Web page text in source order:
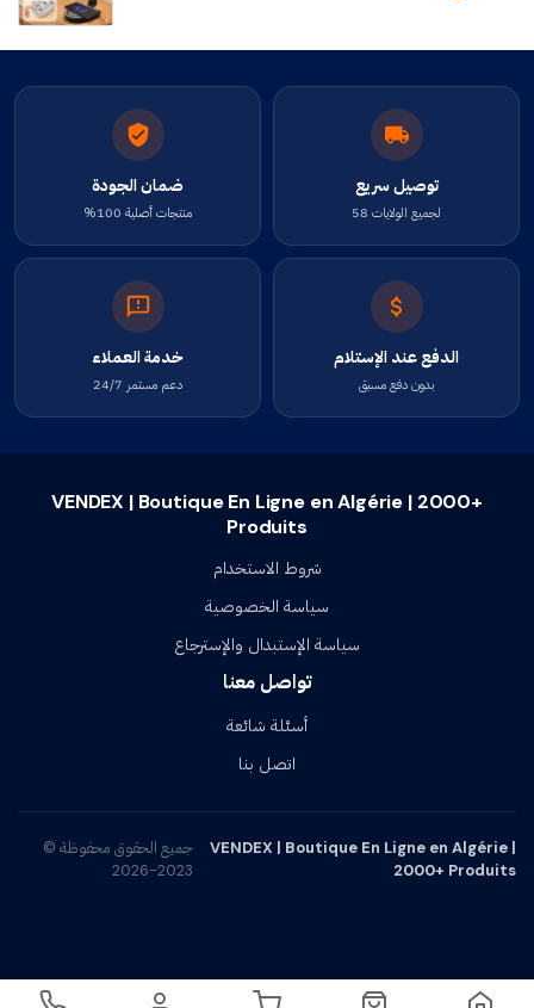
توصيل سريع
لجميع الولايات 58
ضمان الجودة
منتجات أصلية 100%
الدفع عند الإستلام
بدون دفع مسبق
خدمة العملاء
دعم مستمر 24/7
VENDEX | Boutique En Ligne en Algérie | 2000+
Produits
شروط الاستخدام
سياسة الخصوصية
سياسة الإستبدال والإسترجاع
تواصل معنا
أسئلة شائعة
اتصل بنا
VENDEX | Boutique En Ligne en Algérie |
2000+ Produits
جميع الحقوق محفوظة ©
2023-2026